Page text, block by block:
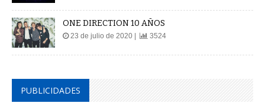
ONE DIRECTION 10 AÑOS
23 de julio de 2020 | 3524
PUBLICIDADES